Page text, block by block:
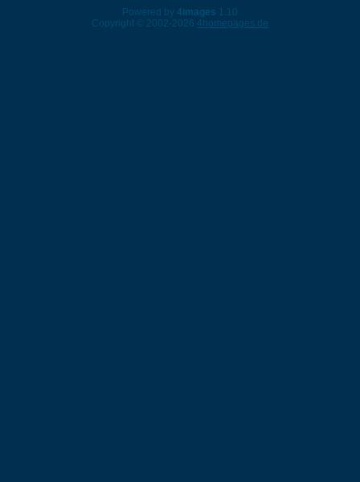
Powered by 4images 1.10
Copyright © 2002-2026 4homepages.de